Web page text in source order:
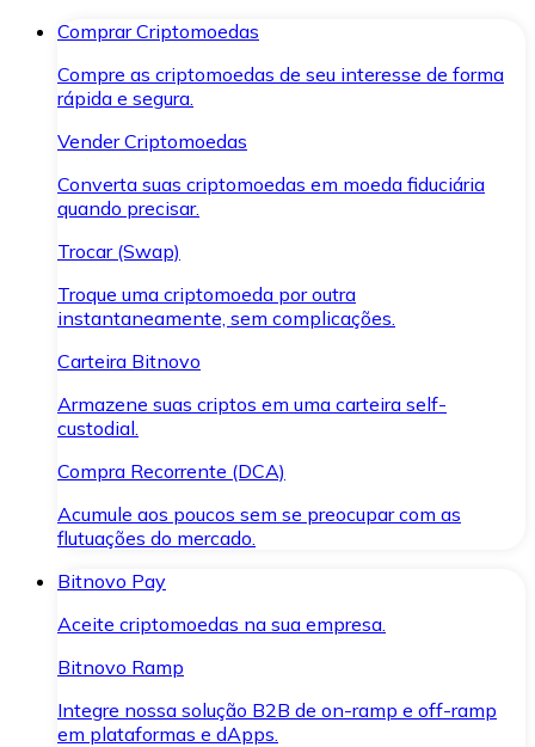
Comprar Criptomoedas
Compre as criptomoedas de seu interesse de forma
rápida e segura.
Vender Criptomoedas
Converta suas criptomoedas em moeda fiduciária
quando precisar.
Trocar (Swap)
Troque uma criptomoeda por outra
instantaneamente, sem complicações.
Carteira Bitnovo
Armazene suas criptos em uma carteira self-
custodial.
Compra Recorrente (DCA)
Acumule aos poucos sem se preocupar com as
flutuações do mercado.
Bitnovo Pay
Aceite criptomoedas na sua empresa.
Bitnovo Ramp
Integre nossa solução B2B de on-ramp e off-ramp
em plataformas e dApps.